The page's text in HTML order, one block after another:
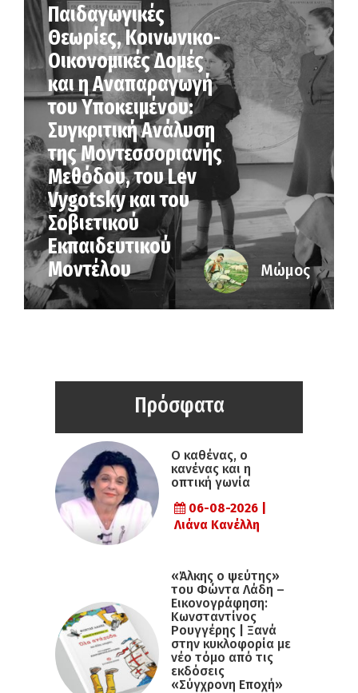
Παιδαγωγικές
Θεωρίες, Κοινωνικο-
Οικονομικές Δομές
και η Αναπαραγωγή
του Υποκειμένου:
Συγκριτική Ανάλυση
της Μοντεσσοριανής
Μεθόδου, του Lev
Vygotsky και του
Σοβιετικού
Εκπαιδευτικού
Μοντέλου
Μώμος
Πρόσφατα
Ο καθένας, ο
κανένας και η
οπτική γωνία
06-08-2026 |
Λιάνα Κανέλλη
«Άλκης ο ψεύτης»
του Φώντα Λάδη –
Εικονογράφηση:
Κωνσταντίνος
Ρουγγέρης | Ξανά
στην κυκλοφορία με
νέο τόμο από τις
εκδόσεις
«Σύγχρονη Εποχή»